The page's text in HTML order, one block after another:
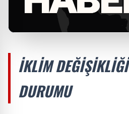
İKLIM
DURUMU